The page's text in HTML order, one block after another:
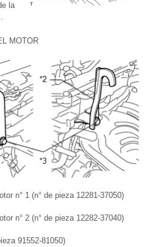
la
MOTOR
n° 1 (n° de pieza 12281-37050)
n° 2 (n° de pieza 12282-37040)
91552-81050)